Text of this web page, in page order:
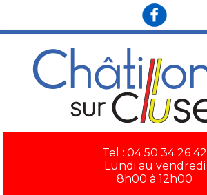
Tel : 04 50 34 26 42
Lundi au vendredi
8h00 à 12h00